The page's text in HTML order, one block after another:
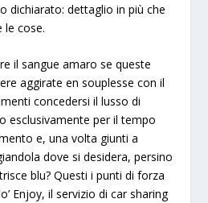
dichiarato: dettaglio in più che
le cose.
il sangue amaro se queste
aggirateen souplesse con il
concedersi il lusso di
esclusivamente per il tempo
e, una volta giunti a
dove si desidera, persino
blu? Questi i punti di forza
Enjoy, il servizio di car sharing